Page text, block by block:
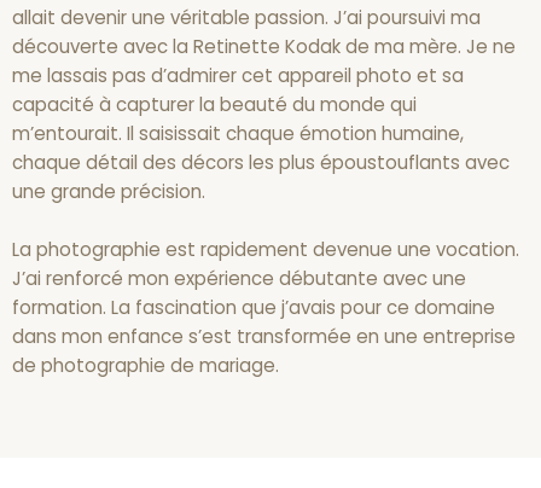
allait devenir une véritable passion. J’ai poursuivi ma
découverte avec la Retinette Kodak de ma mère. Je ne
me lassais pas d’admirer cet appareil photo et sa
capacité à capturer la beauté du monde qui
m’entourait. Il saisissait chaque émotion humaine,
chaque détail des décors les plus époustouflants avec
une grande précision.
La photographie est rapidement devenue une vocation.
J’ai renforcé mon expérience débutante avec une
formation. La fascination que j’avais pour ce domaine
dans mon enfance s’est transformée en une entreprise
de photographie de mariage.